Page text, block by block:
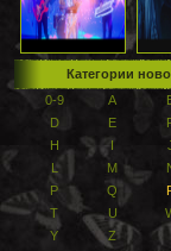
Категории
0-9
A
D
E
H
I
L
M
P
Q
T
U
Y
Z